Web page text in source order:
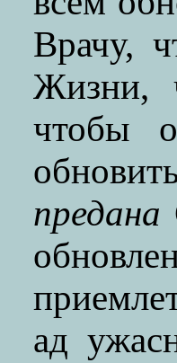
Врачу,
Жизни,
чтобы
предана
ад